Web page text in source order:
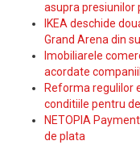
asupra presiunilor
IKEA deschide
Grand Arena din
Imobiliarele
acordate
Reforma regulilor
conditiile pentru
NETOPIA
de plata